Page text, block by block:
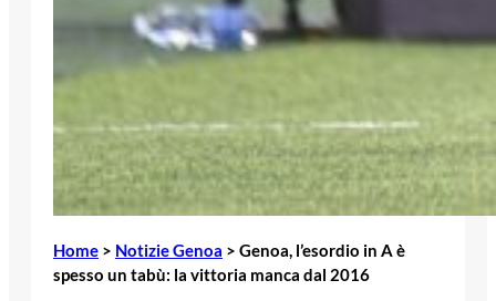
Home > Notizie Genoa > Genoa, l’esordio in A è
spesso un tabù: la vittoria manca dal 2016